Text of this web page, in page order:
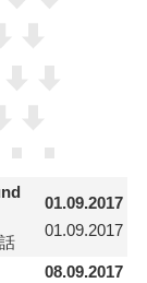
01.09.2017
01.09.2017
08.09.2017